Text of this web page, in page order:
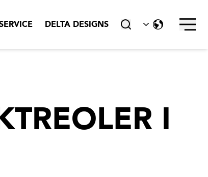
DELTA DESIGNS
I